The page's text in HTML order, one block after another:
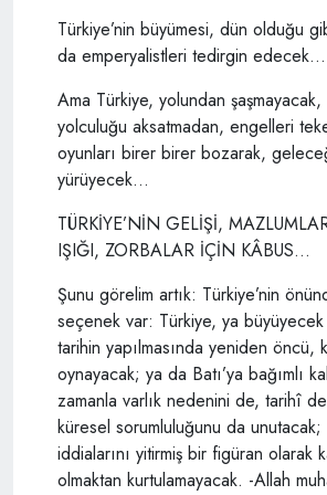
Türkiye’nin büyümesi, dün olduğu
da emperyalistleri tedirgin edecek...
Ama Türkiye, yolundan şaşmayacak,
yolculuğu aksatmadan, engelleri
oyunları birer birer bozarak,
yürüyecek...
TÜRKİYE’NİN GELİŞİ,
IŞIĞI, ZORBALAR İÇİN KÂBUS...
Şunu görelim artık: Türkiye’nin
seçenek var: Türkiye, ya
tarihin yapılmasında yeniden öncü,
oynayacak; ya da Batı’ya bağımlı
zamanla varlık nedenini de, tarihî
küresel sorumluluğunu da unutacak;
iddialarını yitirmiş bir figüran olarak
olmaktan kurtulamayacak. -Allah